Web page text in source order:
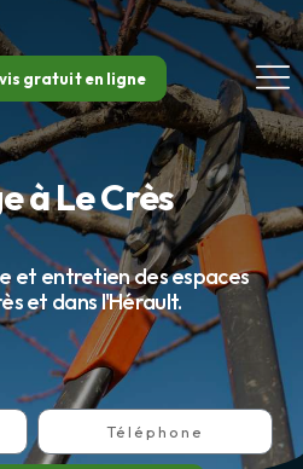
gratuit en ligne
à Le Crès
et entretien des espaces
et dans l'Hérault.